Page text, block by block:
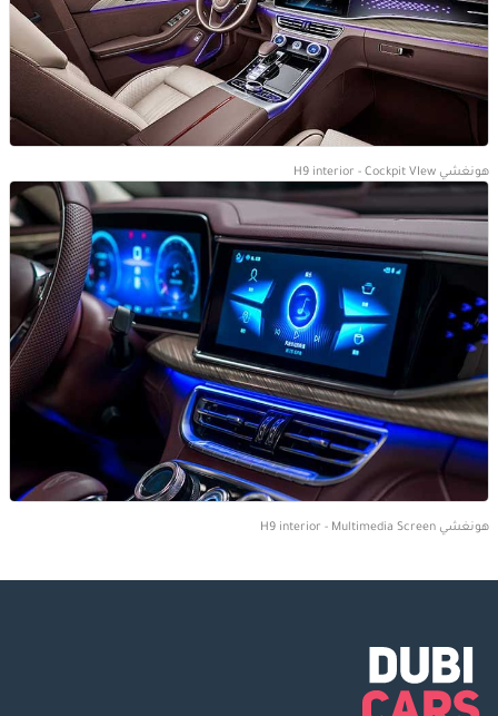
هونغشي H9 interior - Cockpit VIew
هونغشي H9 interior - Multimedia Screen